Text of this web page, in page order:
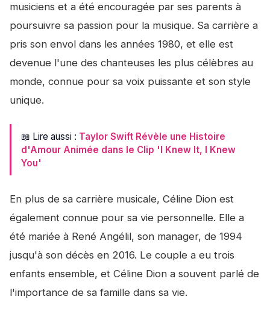
musiciens et a été encouragée par ses parents à
poursuivre sa passion pour la musique. Sa carrière a
pris son envol dans les années 1980, et elle est
devenue l'une des chanteuses les plus célèbres au
monde, connue pour sa voix puissante et son style
unique.
📖 Lire aussi : Taylor Swift Révèle une Histoire
d'Amour Animée dans le Clip 'I Knew It, I Knew
You'
En plus de sa carrière musicale, Céline Dion est
également connue pour sa vie personnelle. Elle a
été mariée à René Angélil, son manager, de 1994
jusqu'à son décès en 2016. Le couple a eu trois
enfants ensemble, et Céline Dion a souvent parlé de
l'importance de sa famille dans sa vie.